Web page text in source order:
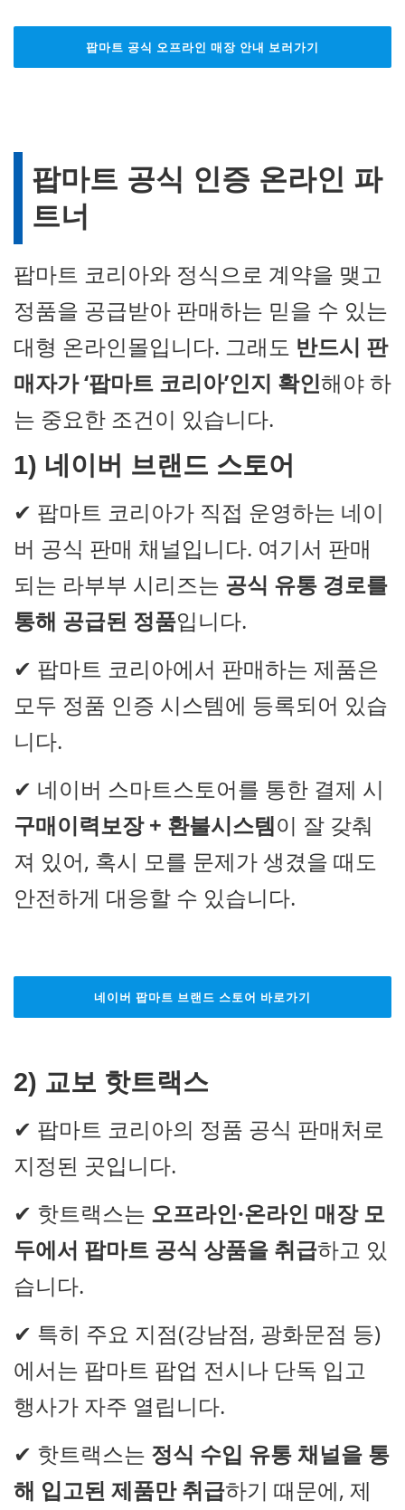
팝마트 공식 오프라인 매장 안내 보러가기
팝마트 공식 인증 온라인 파
트너
팝마트 코리아와 정식으로 계약을 맺고
정품을 공급받아 판매하는 믿을 수 있는
대형 온라인몰입니다. 그래도 반드시 판
매자가 ‘팝마트 코리아’인지 확인해야 하
는 중요한 조건이 있습니다.
1) 네이버 브랜드 스토어
✔ 팝마트 코리아가 직접 운영하는 네이
버 공식 판매 채널입니다. 여기서 판매
되는 라부부 시리즈는 공식 유통 경로를
통해 공급된 정품입니다.
✔ 팝마트 코리아에서 판매하는 제품은
모두 정품 인증 시스템에 등록되어 있습
니다.
✔ 네이버 스마트스토어를 통한 결제 시
구매이력보장 + 환불시스템이 잘 갖춰
져 있어, 혹시 모를 문제가 생겼을 때도
안전하게 대응할 수 있습니다.
네이버 팝마트 브랜드 스토어 바로가기
2) 교보 핫트랙스
✔ 팝마트 코리아의 정품 공식 판매처로
지정된 곳입니다.
✔ 핫트랙스는 오프라인·온라인 매장 모
두에서 팝마트 공식 상품을 취급하고 있
습니다.
✔ 특히 주요 지점(강남점, 광화문점 등)
에서는 팝마트 팝업 전시나 단독 입고
행사가 자주 열립니다.
✔ 핫트랙스는 정식 수입 유통 채널을 통
해 입고된 제품만 취급하기 때문에, 제